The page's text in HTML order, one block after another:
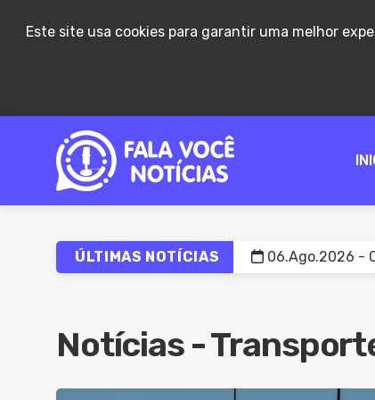
Este site usa cookies para garantir uma melhor
ÚLTIMAS NOTÍCIAS
06.Ago.2026 -
06.Ago.2026 -
06.Ago.2026 -
06.Ago.2026 -
Notícias -